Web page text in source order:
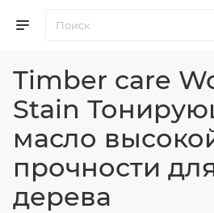
Timber care
Stain
масло
прочности
дерева